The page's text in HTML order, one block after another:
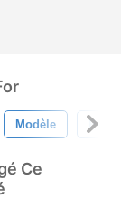
Modèle
Ce